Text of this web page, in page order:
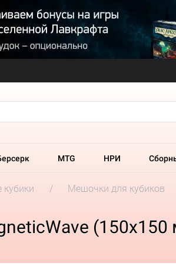
MTG НРИ
кубики
Мешочки для кубиков